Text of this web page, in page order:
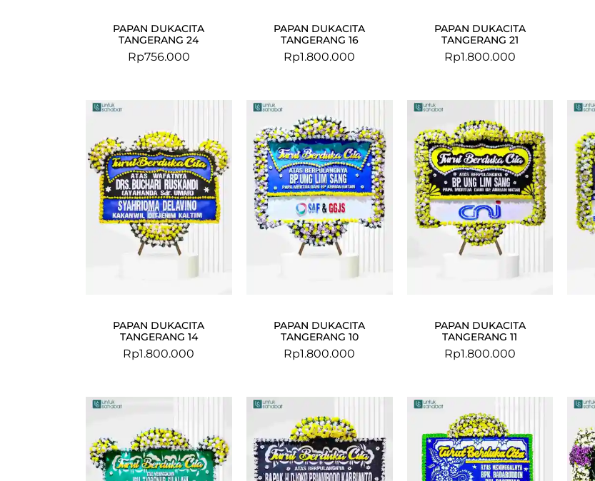
PAPAN DUKACITA
TANGERANG 24
Rp756.000
PAPAN DUKACITA
TANGERANG 16
Rp1.800.000
PAPAN DUKACITA
TANGERANG 21
Rp1.800.000
PAPAN DUKACITA
TANGERANG 14
Rp1.800.000
PAPAN DUKACITA
TANGERANG 10
Rp1.800.000
PAPAN DUKACITA
TANGERANG 11
Rp1.800.000